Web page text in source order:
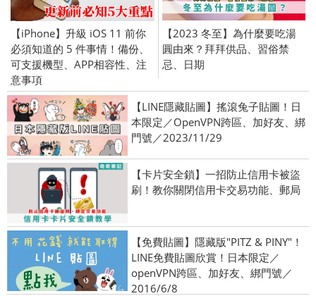
【iPhone】升級 iOS 11 前你
必須知道的 5 件事情！備份、
可支援機型、APP相容性、注
意事項
【2023 冬至】為什麼要吃湯
圓由來？拜拜供品、習俗禁
忌、日期
【LINE隱藏貼圖】搖滾兔子貼圖！日
本限定／OpenVPN跨區、加好友、綁
門號／2023/11/29
【卡片安全鎖】一招防止信用卡被盜
刷！教你關閉信用卡交易功能、郵局
【免費貼圖】隱藏版"PITZ & PINY"！
LINE免費貼圖欣賞！日本限定／
openVPN跨區、加好友、綁門號／
2016/6/8